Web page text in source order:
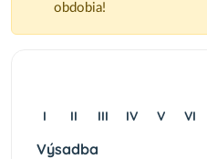
obdobia!
I II III IV V VI
Výsadba